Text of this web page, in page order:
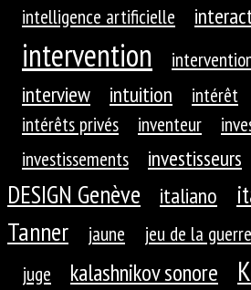
intelligence artificielle
intervention
interview intuition intérêt
intérêts privés
inventeur
investissements
investisseurs
DESIGN Genève
italiano
Tanner
jaune jeu de la guerre
juge kalashnikov sonore